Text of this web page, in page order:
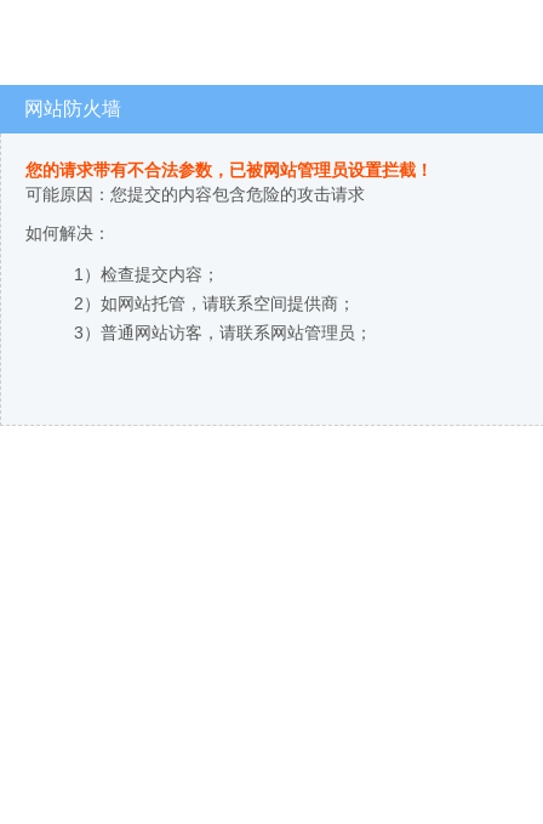
网站防火墙
您的请求带有不合法参数，已被网站管理员设置拦截！
可能原因：您提交的内容包含危险的攻击请求
如何解决：
1）检查提交内容；
2）如网站托管，请联系空间提供商；
3）普通网站访客，请联系网站管理员；